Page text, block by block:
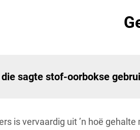
sagte stof-oorbokse
is vervaardig uit ’n hoë